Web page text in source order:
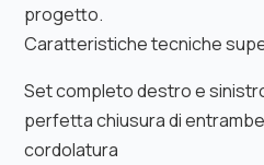
progetto.
Caratteristiche tecniche
Set completo destro e
perfetta chiusura di
cordolatura